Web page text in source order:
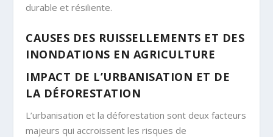
durable et résiliente.
CAUSES DES RUISSELLEMENTS ET DES
INONDATIONS EN AGRICULTURE
IMPACT DE L’URBANISATION ET DE
LA DÉFORESTATION
L’urbanisation et la déforestation sont deux facteurs
majeurs qui accroissent les risques de